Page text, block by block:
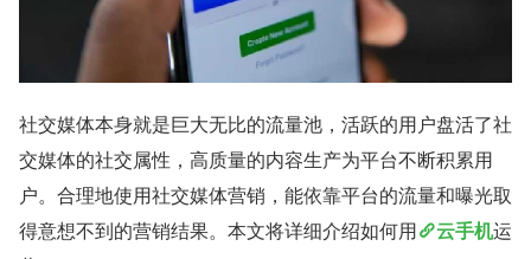
社交媒体本身就是巨大无比的流量池，活跃的用户盘活了社
交媒体的社交属性，高质量的内容生产为平台不断积累用
户。合理地使用社交媒体营销，能依靠平台的流量和曝光取
得意想不到的营销结果。本文将详细介绍如何用
云手机运